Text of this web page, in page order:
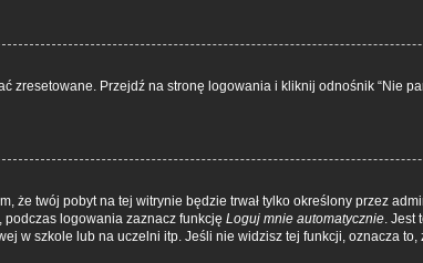
Przejdź na stronę logowania i kliknij odnośnik “Nie
że twój pobyt na tej witrynie będzie trwał tylko określony przez
logowania zaznacz funkcję Loguj mnie automatycznie. Jest
szkole lub na uczelni itp. Jeśli nie widzisz tej funkcji, oznacza to,